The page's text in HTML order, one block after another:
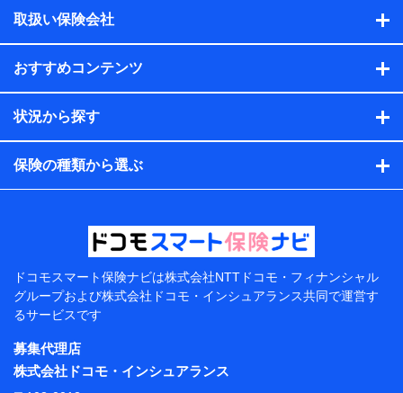
ル内容や送信履歴の情報及び保険の更改案内等を提供し
保険契約情報
当社または株式会社NTTドコモ・フィナンシャルグルー
プが取得し、又は保有する保険契約に関する情報。例と
して、保険契約者及び被保険者の氏名、住所、生年月
日、性別、保険契約者と被保険者の関係、保険加入の目
的、保険商品の内容、保険料、保険料のお支払方法、車
のメーカーや走行距離などの情報、建物の構造や築年数
などの情報、ペットの種類や年齢などの情報などが含ま
提供当事者から受領当事者が個人データを取得する方法
電子的・電磁的方法等
【共同して利用する者の範囲】
当社
株式会社NTTドコモ・フィナンシャルグループ
【利用目的】
当社または株式会社NTTドコモ・フィナンシャルグルー
取扱い保険会社
おすすめコンテンツ
状況から探す
保険の種類から選ぶ
ドコモスマート保険ナビは株式会社NTTドコモ・フィナンシャル
グループおよび株式会社ドコモ・インシュアランス共同で運営す
るサービスです
募集代理店
株式会社ドコモ・インシュアランス